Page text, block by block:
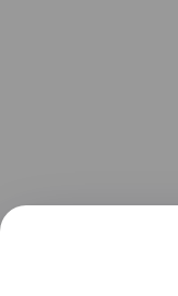
медотводы от